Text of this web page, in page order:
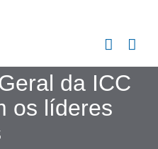
da ICC
os líderes